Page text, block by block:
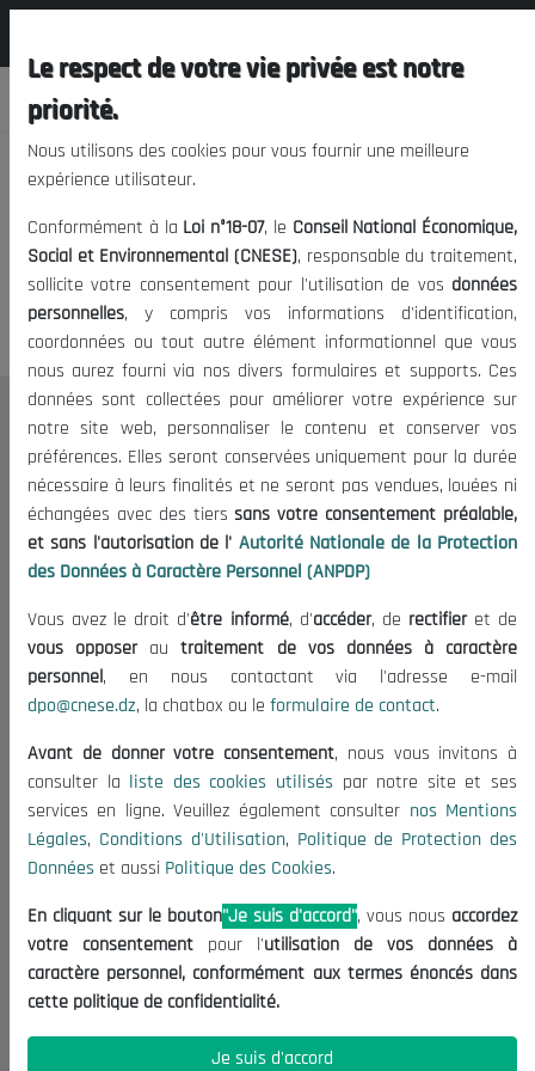
Nous vous prions de nous
excuser, mais l'accès à ce
contenu est restreint.
Le CNESE
A Propos
Le président
Organisation
Publications
Informations utiles
Appels d'offres et Consultations
Mentions Légales
Conditions d'Utilisation
Politique de Protection des Données
Politique des Cookies
Nous Contacter
(+213) 021 98 01 00|01|02
contact@cnese.dz
Suggestions ou Initiatives ?
Newsletter
dernières nouvelles.
Le respect de votre vie privée est notre
priorité.
Nous utilisons des cookies pour vous fournir une meilleure
expérience utilisateur.
Conformément à la Loi n°18-07, le Conseil National Économique,
Social et Environnemental (CNESE), responsable du traitement,
sollicite votre consentement pour l'utilisation de vos données
personnelles, y compris vos informations d'identification,
coordonnées ou tout autre élément informationnel que vous
nous aurez fourni via nos divers formulaires et supports. Ces
données sont collectées pour améliorer votre expérience sur
notre site web, personnaliser le contenu et conserver vos
préférences. Elles seront conservées uniquement pour la durée
nécessaire à leurs finalités et ne seront pas vendues, louées ni
échangées avec des tierssans votre consentement préalable,
et sans l'autorisation de l' Autorité Nationale de la Protection
des Données à Caractère Personnel (ANPDP)
Vous avez le droit d'être informé, d'accéder, de rectifieret de
vous opposerautraitement de vos données à caractère
personnel, en nous contactant via l'adresse e-mail
dpo@cnese.dz, la chatbox ou le formulaire de contact.
Avant de donner votre consentement, nous vous invitons à
consulter la liste des cookies utilisés par notre site et ses
services en ligne. Veuillez également consulter nos Mentions
Légales, Conditions d'Utilisation, Politique de Protection des
Données et aussi Politique des Cookies.
En cliquant sur le bouton"Je suis d'accord", vous nous accordez
votre consentement pour l'utilisation de vos données à
caractère personnel, conformément aux termes énoncés dans
cette politique de confidentialité.
Je suis d'accord